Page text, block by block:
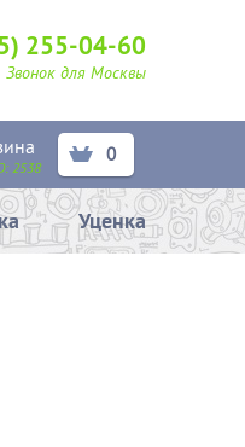
255-04-60
Звонок для Москвы
2538
0
Уценка